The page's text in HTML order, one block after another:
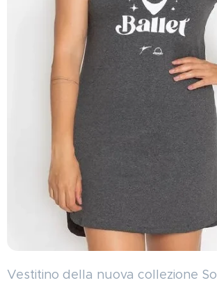
Vestitino della nuova collezione